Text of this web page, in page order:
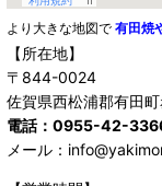
より大きな地図で 有田焼
【所在地】
〒844-0024
佐賀県西松浦郡有田
電話：0955-42-
メール：